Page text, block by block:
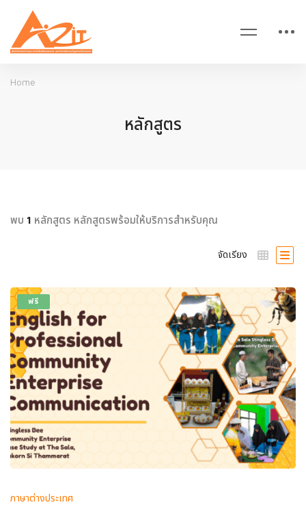
Home
หลักสูตร
พบ 1 หลักสูตร หลักสูตรพร้อมให้บริการสำหรับคุณ
จัดเรียง
ฟรี
ภาษาต่างประเทศ